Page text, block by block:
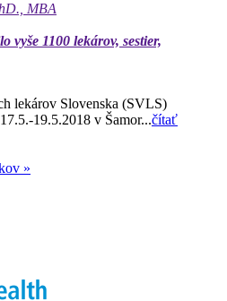
MBA
vyše 1100 lekárov, sestier,
lekárov Slovenska (SVLS)
19.5.2018 v Šamor...čítať
»